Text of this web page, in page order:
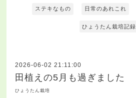
ステキなもの 日常のあれこれ
ひょうたん栽培記録
2026-06-02 21:11:00
田植えの5月も過ぎました
ひょうたん栽培